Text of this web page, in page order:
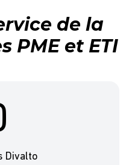
de la
PME et ETI
Divalto